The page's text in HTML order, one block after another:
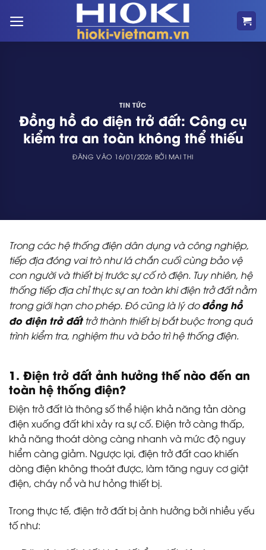
qua
TIN TỨC
Đồng hồ đo điện trở đất: Công cụ
kiểm tra an toàn không thể thiếu
ĐĂNG VÀO 16/01/2026 BỞI MAI THI
Trong các hệ thống điện dân dụng và công nghiệp,
tiếp địa đóng vai trò như lá chắn cuối cùng bảo vệ
con người và thiết bị trước sự cố rò điện. Tuy nhiên, hệ
thống tiếp địa chỉ thực sự an toàn khi điện trở đất nằm
trong giới hạn cho phép. Đó cũng là lý dođồng hồ
đo điện trở đấttrở thành thiết bị bắt buộc trong quá
trình kiểm tra, nghiệm thu và bảo trì hệ thống điện.
1. Điện trở đất ảnh hưởng thế nào đến an
toàn hệ thống điện?
Điện trở đất là thông số thể hiện khả năng tản dòng
điện xuống đất khi xảy ra sự cố. Điện trở càng thấp,
khả năng thoát dòng càng nhanh và mức độ nguy
hiểm càng giảm. Ngược lại, điện trở đất cao khiến
dòng điện không thoát được, làm tăng nguy cơ giật
điện, cháy nổ và hư hỏng thiết bị.
Trong thực tế, điện trở đất bị ảnh hưởng bởi nhiều yếu
tố như: